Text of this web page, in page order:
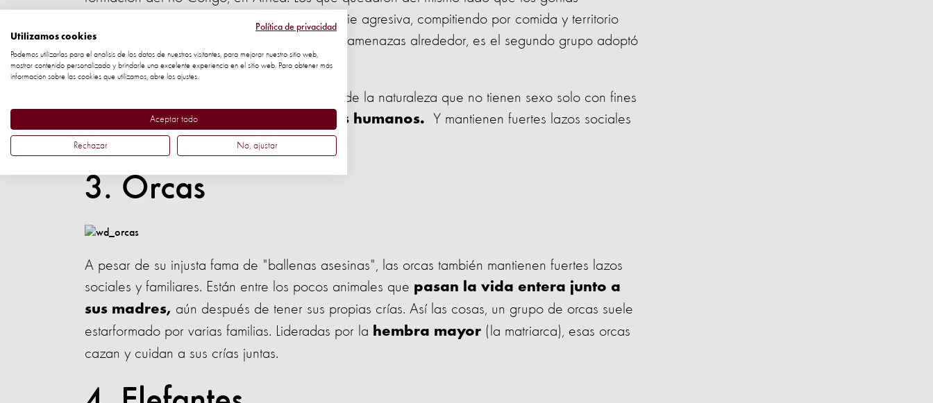
evolucionaron para convertirse en una especie agresiva, compitiendo por comida y territorio
(los chimpancés). Pero en el otro margen, sin amenazas alrededor, es el segundo grupo adoptó
un estilo más "paz y amor".
Los bonobos están entre las pocas especies de la naturaleza que no tienen sexo solo con fines
reproductivos --así como sucede con los humanos. Y mantienen fuertes lazos sociales
y familiares.
3. Orcas
A pesar de su injusta fama de "ballenas asesinas", las orcas también mantienen fuertes lazos
sociales y familiares. Están entre los pocos animales que pasan la vida entera junto a
sus madres, aún después de tener sus propias crías. Así las cosas, un grupo de orcas suele
estarformado por varias familias. Lideradas por la hembra mayor (la matriarca), esas orcas
cazan y cuidan a sus crías juntas.
Política de privacidad
Utilizamos cookies
Podemos utilizarlas para el análisis de los datos de nuestros visitantes, para mejorar nuestro sitio web,
mostrar contenido personalizado y brindarle una excelente experiencia en el sitio web. Para obtener más
información sobre las cookies que utilizamos, abre los ajustes.
Aceptar todo
Rechazar No, ajustar